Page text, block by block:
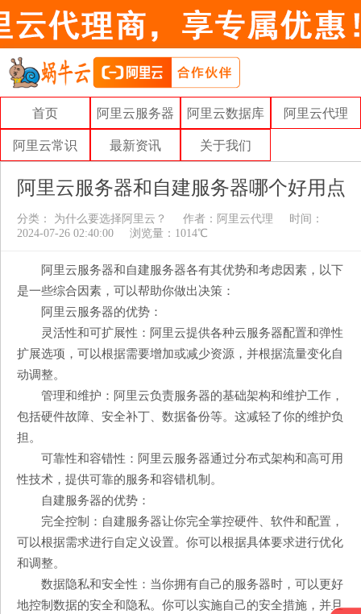
首页 阿里云服务器 阿里云数据库 阿里云代理
阿里云常识 最新资讯 关于我们
阿里云服务器和自建服务器哪个好用点
分类： 为什么要选择阿里云？ 作者： 阿里云代理
时间：
2024-07-26 02:40:00
浏览量：1014℃
阿里云服务器和自建服务器各有其优势和考虑因素，以下
是一些综合因素，可以帮助你做出决策：
阿里云服务器的优势：
灵活性和可扩展性：阿里云提供各种云服务器配置和弹性
扩展选项，可以根据需要增加或减少资源，并根据流量变化自
动调整。
管理和维护：阿里云负责服务器的基础架构和维护工作，
包括硬件故障、安全补丁、数据备份等。这减轻了你的维护负
担。
可靠性和容错性：阿里云服务器通过分布式架构和高可用
性技术，提供可靠的服务和容错机制。
自建服务器的优势：
完全控制：自建服务器让你完全掌控硬件、软件和配置，
可以根据需求进行自定义设置。你可以根据具体要求进行优化
和调整。
数据隐私和安全性：当你拥有自己的服务器时，可以更好
地控制数据的安全和隐私。你可以实施自己的安全措施，并且